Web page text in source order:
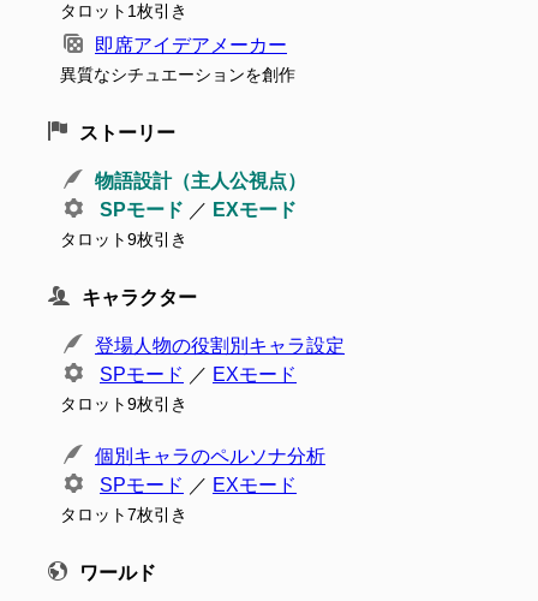
タロット1枚引き
即席アイデアメーカー
異質なシチュエーションを創作
ストーリー
物語設計（主人公視点）
SPモード ／ EXモード
タロット9枚引き
キャラクター
登場人物の役割別キャラ設定
SPモード ／ EXモード
タロット9枚引き
個別キャラのペルソナ分析
SPモード ／ EXモード
タロット7枚引き
ワールド